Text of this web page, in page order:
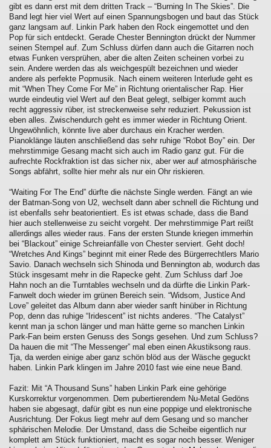
gibt es dann erst mit dem dritten Track – “Burning In The Skies”. Die
Band legt hier viel Wert auf einen Spannungsbogen und baut das Stück
ganz langsam auf. Linkin Park haben den Rock eingemottet und den
Pop für sich entdeckt. Gerade Chester Bennington drückt der Nummer
seinen Stempel auf. Zum Schluss dürfen dann auch die Gitarren noch
etwas Funken versprühen, aber die alten Zeiten scheinen vorbei zu
sein. Andere werden das als weichgespült bezeichnen und wieder
andere als perfekte Popmusik. Nach einem weiteren Interlude geht es
mit “When They Come For Me” in Richtung orientalischer Rap. Hier
wurde eindeutig viel Wert auf den Beat gelegt, selbiger kommt auch
recht aggressiv rüber, ist streckenweise sehr reduziert. Pekussion ist
eben alles. Zwischendurch geht es immer wieder in Richtung Orient.
Ungewöhnlich, könnte live aber durchaus ein Kracher werden.
Pianoklänge läuten anschließend das sehr ruhige “Robot Boy” ein. Der
mehrstimmige Gesang macht sich auch im Radio ganz gut. Für die
aufrechte Rockfraktion ist das sicher nix, aber wer auf atmosphärische
Songs abfährt, sollte hier mehr als nur ein Ohr riskieren.
“Waiting For The End” dürfte die nächste Single werden. Fängt an wie
der Batman-Song von U2, wechselt dann aber schnell die Richtung und
ist ebenfalls sehr beatorientiert. Es ist etwas schade, dass die Band
hier auch stellenweise zu seicht vorgeht. Der mehrstimmige Part reißt
allerdings alles wieder raus. Fans der ersten Stunde kriegen immerhin
bei “Blackout” einige Schreianfälle von Chester serviert. Geht doch!
“Wretches And Kings” beginnt mit einer Rede des Bürgerrechtlers Mario
Savio. Danach wechseln sich Shinoda und Bennington ab, wodurch das
Stück insgesamt mehr in die Rapecke geht. Zum Schluss darf Joe
Hahn noch an die Turntables wechseln und da dürfte die Linkin Park-
Fanwelt doch wieder im grünen Bereich sein. “Widsom, Justice And
Love” geleitet das Album dann aber wieder sanft hinüber in Richtung
Pop, denn das ruhige “Iridescent” ist nichts anderes. “The Catalyst”
kennt man ja schon länger und man hätte gerne so manchen Linkin
Park-Fan beim ersten Genuss des Songs gesehen. Und zum Schluss?
Da hauen die mit “The Messenger” mal eben einen Akustiksong raus.
Tja, da werden einige aber ganz schön blöd aus der Wäsche geguckt
haben. Linkin Park klingen im Jahre 2010 fast wie eine neue Band.
Fazit: Mit “A Thousand Suns” haben Linkin Park eine gehörige
Kurskorrektur vorgenommen. Dem pubertierendem Nu-Metal Gedöns
haben sie abgesagt, dafür gibt es nun eine poppige und elektronische
Ausrichtung. Der Fokus liegt mehr auf dem Gesang und so mancher
sphärischen Melodie. Der Umstand, dass die Scheibe eigentlich nur
komplett am Stück funktioniert, macht es sogar noch besser. Weniger